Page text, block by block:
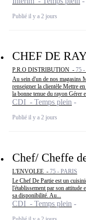
Publié il y a 2 jours
CHEF DE
P.R.O DISTRIBUTION - 75
Au sein d'un de nos magasins
renseigner la clientèle Mettre
la bonne tenue du rayon Gérer
CDI - Temps plein
Publié il y a 2 jours
Chef/ Cheffe
L'ENVOLEE - 75 - PARIS
Le Chef De Partie est un
l'établissement par son attitude
sa disponibilité. Au...
CDI - Temps plein